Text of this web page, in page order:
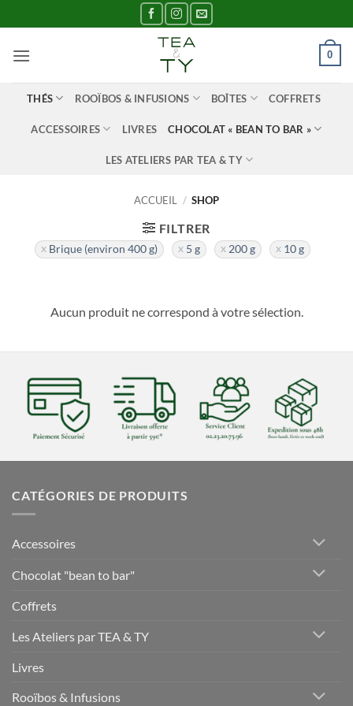
au
contenu
0
THÉS ROOÏBOS & INFUSIONS BOÎTES COFFRETS
ACCESSOIRES LIVRES CHOCOLAT « BEAN TO BAR »
LES ATELIERS PAR TEA & TY
ACCUEIL / SHOP
FILTRER
Brique (environ 400 g) 5 g 200 g 10 g
Aucun produit ne correspond à votre sélection.
CATÉGORIES DE PRODUITS
Accessoires
Chocolat "bean to bar"
Coffrets
Les Ateliers par TEA & TY
Livres
Rooïbos & Infusions